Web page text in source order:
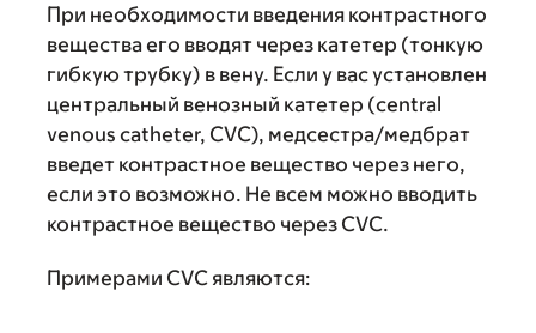
При необходимости введения контрастного
вещества его вводят через катетер (тонкую
гибкую трубку) в вену. Если у вас установлен
центральный венозный катетер (central
venous catheter, СVC), медсестра/медбрат
введет контрастное вещество через него,
если это возможно. Не всем можно вводить
контрастное вещество через CVC.
Примерами CVC являются: